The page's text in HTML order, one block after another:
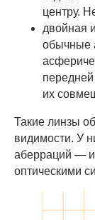
центру.
двойная
обычные
их
Такие линзы
видимости. У
аберраций —
оптическими